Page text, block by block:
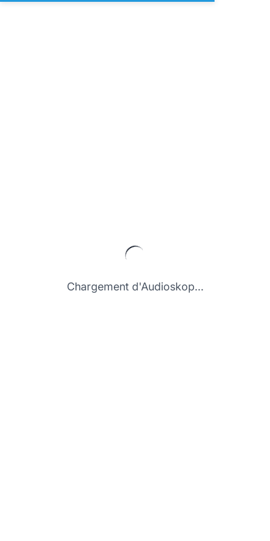
Chargement d'Audioskop...